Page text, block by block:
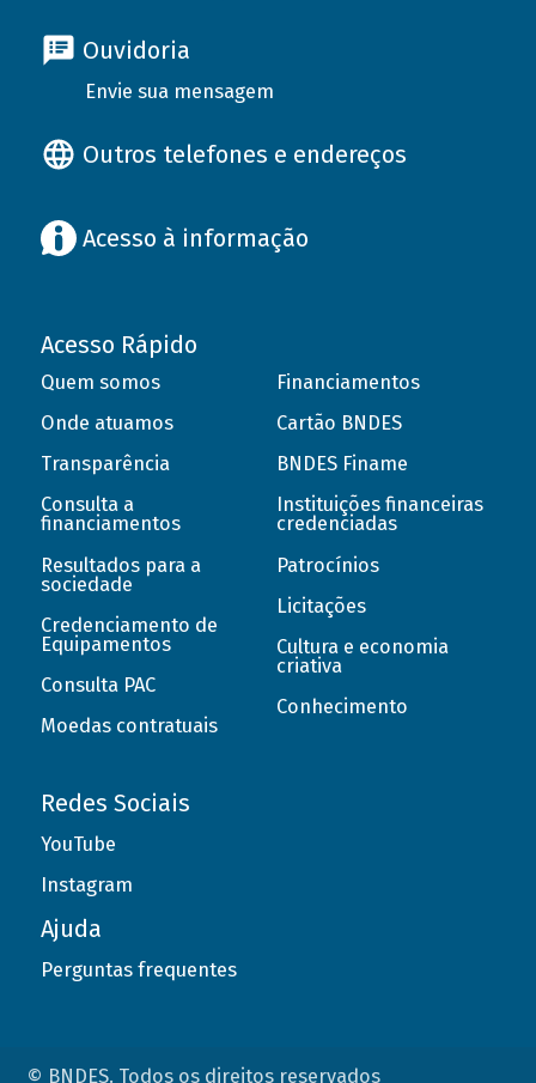
Ouvidoria
Envie sua mensagem
Outros telefones e endereços
Acesso à informação
Acesso Rápido
Quem somos
Onde atuamos
Transparência
Consulta a
financiamentos
Resultados para a
sociedade
Credenciamento de
Equipamentos
Consulta PAC
Moedas contratuais
Financiamentos
Cartão BNDES
BNDES Finame
Instituições financeiras
credenciadas
Patrocínios
Licitações
Cultura e economia
criativa
Conhecimento
Redes Sociais
YouTube
Instagram
Ajuda
Perguntas frequentes
© BNDES. Todos os direitos reservados